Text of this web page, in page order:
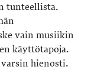
tunteellista.
vain musiikin
käyttötapoja.
hienosti.